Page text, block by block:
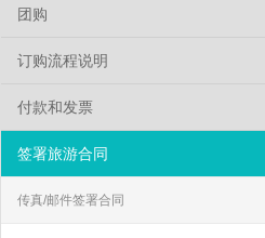
团购
订购流程说明
付款和发票
签署旅游合同
传真/邮件签署合同